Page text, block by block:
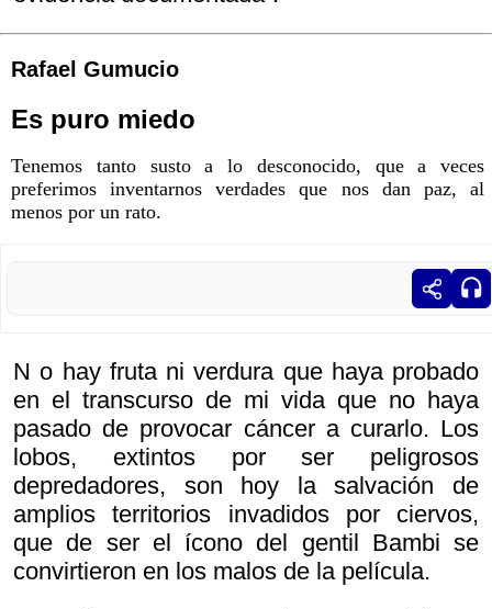
Rafael Gumucio
Es puro miedo
Tenemos tanto susto a lo desconocido, que a veces
preferimos inventarnos verdades que nos dan paz, al
menos por un rato.
N o hay fruta ni verdura que haya probado
en el transcurso de mi vida que no haya
pasado de provocar cáncer a curarlo. Los
lobos, extintos por ser peligrosos
depredadores, son hoy la salvación de
amplios territorios invadidos por ciervos,
que de ser el ícono del gentil Bambi se
convirtieron en los malos de la película.